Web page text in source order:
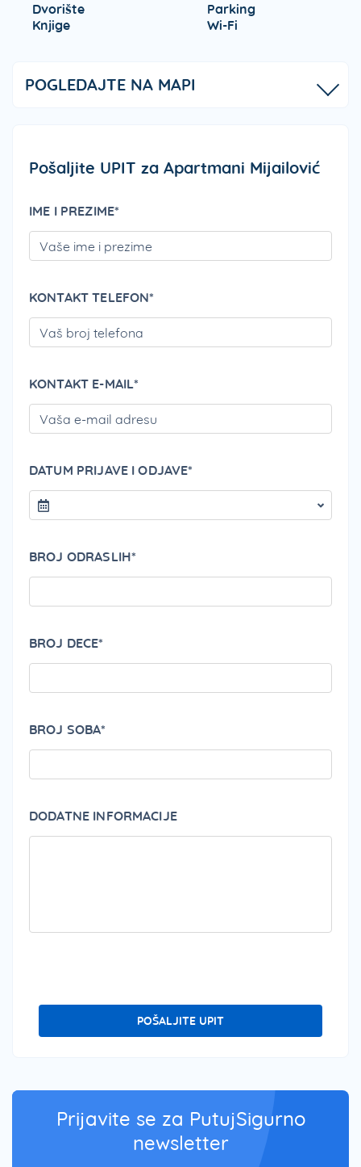
Dvorište
Knjige
Parking
Wi-Fi
POGLEDAJTE NA MAPI
Pošaljite UPIT za Apartmani Mijailović
IME I PREZIME*
KONTAKT TELEFON*
KONTAKT E-MAIL*
DATUM PRIJAVE I ODJAVE*
BROJ ODRASLIH*
BROJ DECE*
BROJ SOBA*
DODATNE INFORMACIJE
POŠALJITE UPIT
Prijavite se za PutujSigurno
newsletter